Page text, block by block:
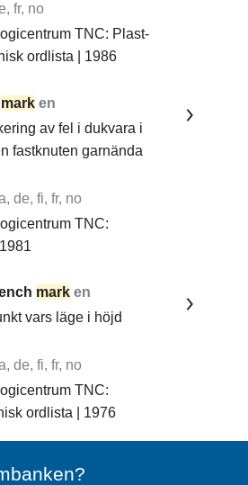
fr, no
TNC: Plast-
ordlista | 1986
mark en
av fel i dukvara i
fastknuten garnända
de, fi, fr, no
TNC:
mark en
vars läge i höjd
de, fi, fr, no
TNC:
ordlista | 1976